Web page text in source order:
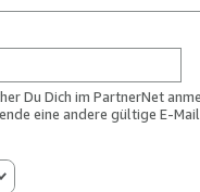
Du Dich im PartnerNet
eine andere gültige E-